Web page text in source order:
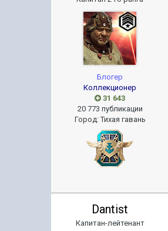
Блогер
Коллекционер
31 643
20 773 публикации
Город:Тихая гавань
Dantist
Капитан-лейтенант